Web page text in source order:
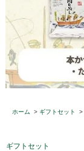
ホーム > ギフトセット >
ギフトセット